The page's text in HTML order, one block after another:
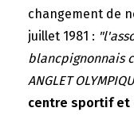
changement de
juillet 1981 :
blancpignonnais
ANGLET
centre sportif et